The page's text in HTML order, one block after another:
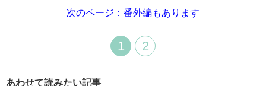
次のページ：番外編もあります
1 2
あわせて読みたい記事